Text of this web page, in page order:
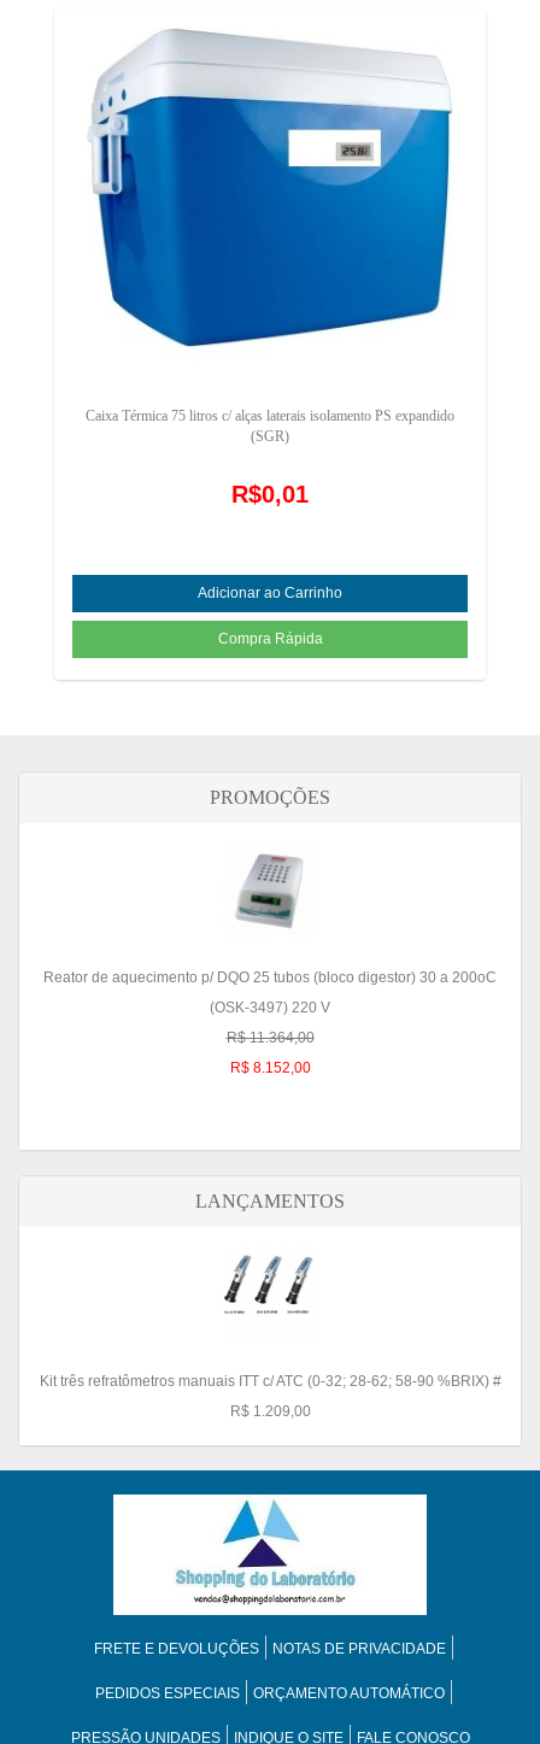
Caixa Térmica 75 litros c/ alças laterais isolamento PS expandido
(SGR)
R$0,01
PROMOÇÕES
Reator de aquecimento p/ DQO 25 tubos (bloco digestor) 30 a 200oC
(OSK-3497) 220 V
R$ 11.364,00
R$ 8.152,00
LANÇAMENTOS
Kit três refratômetros manuais ITT c/ ATC (0-32; 28-62; 58-90 %BRIX) #
R$ 1.209,00
FRETE E DEVOLUÇÕES NOTAS DE PRIVACIDADE
PEDIDOS ESPECIAIS ORÇAMENTO AUTOMÁTICO
PRESSÃO UNIDADES INDIQUE O SITE FALE CONOSCO